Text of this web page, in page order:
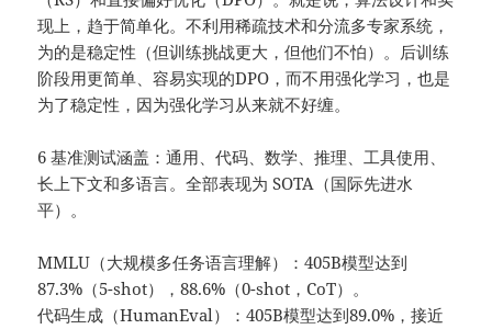
现上，趋于简单化。不利用稀疏技术和分流多专家系统，
为的是稳定性（但训练挑战更大，但他们不怕）。后训练
阶段用更简单、容易实现的DPO，而不用强化学习，也是
为了稳定性，因为强化学习从来就不好缠。
6 基准测试涵盖：通用、代码、数学、推理、工具使用、
长上下文和多语言。全部表现为 SOTA（国际先进水
平）。
MMLU（大规模多任务语言理解）：405B模型达到
87.3%（5-shot），88.6%（0-shot，CoT）。
代码生成（HumanEval）：405B模型达到89.0%，接近